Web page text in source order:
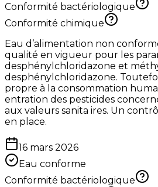
Conformité bactériologique
Conformité chimique
Eau d’alimentation non
qualité en vigueur pour les
desphénylchloridazone et
desphénylchloridazone.
propre à la consommation
entration des pesticides
aux valeurs sanita ires. Un
en place.
16 mars 2026
Eau conforme
Conformité bactériologique